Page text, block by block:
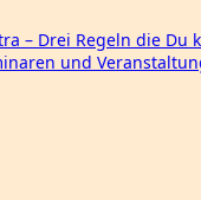
– Drei Regeln die Du
und